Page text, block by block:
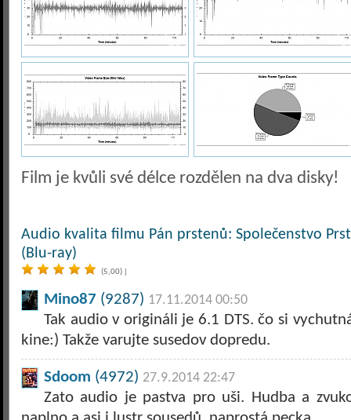
Film je kvůli své délce rozdělen na dva disky!
Audio kvalita filmu Pán prstenů: Společenstvo
(Blu-ray)
(5,00)
Mino87 (9287) 17.11.2014 00:50
Tak audio v origináli je 6.1 DTS. čo si
kine:) Takže varujte susedov dopredu.
Sdoom (4972) 27.9.2014 22:47
Zato audio je pastva pro uši. Hudba a